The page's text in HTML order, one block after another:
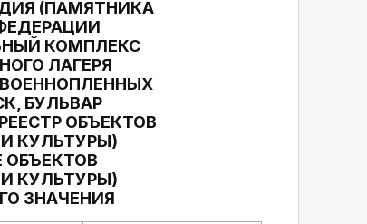
(ПАМЯТНИКА
КОМПЛЕКС
ЛАГЕРЯ
БУЛЬВАР
ОБЪЕКТОВ
КУЛЬТУРЫ)
ОБЪЕКТОВ
КУЛЬТУРЫ)
ЗНАЧЕНИЯ